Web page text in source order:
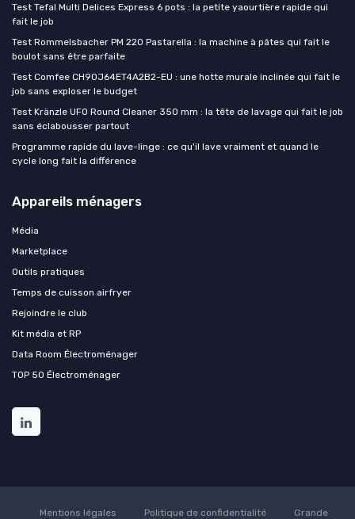
Test Tefal Multi Delices Express 6 pots : la petite yaourtière rapide qui
fait le job
Test Rommelsbacher PM 220 Pastarella : la machine à pâtes qui fait le
boulot sans être parfaite
Test Comfee CH90J64ET4A2B2-EU : une hotte murale inclinée qui fait le
job sans exploser le budget
Test Kränzle UFO Round Cleaner 350 mm : la tête de lavage qui fait le job
sans éclabousser partout
Programme rapide du lave-linge : ce qu'il lave vraiment et quand le
cycle long fait la différence
Appareils ménagers
Média
Marketplace
Outils pratiques
Temps de cuisson airfryer
Rejoindre le club
Kit média et RP
Data Room Électroménager
TOP 50 Électroménager
Mentions légales Politique de confidentialité
Grande